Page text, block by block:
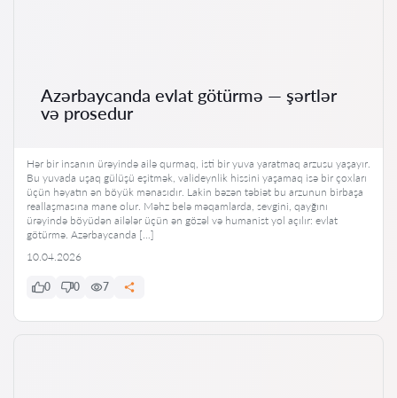
Azərbaycanda evlat götürmə — şərtlər
və prosedur
Hər bir insanın ürəyində ailə qurmaq, isti bir yuva yaratmaq arzusu yaşayır.
Bu yuvada uşaq gülüşü eşitmək, valideynlik hissini yaşamaq isə bir çoxları
üçün həyatın ən böyük mənasıdır. Lakin bəzən təbiət bu arzunun birbaşa
reallaşmasına mane olur. Məhz belə məqamlarda, sevgini, qayğını
ürəyində böyüdən ailələr üçün ən gözəl və humanist yol açılır: evlat
götürmə. Azərbaycanda […]
10.04.2026
0 0 7